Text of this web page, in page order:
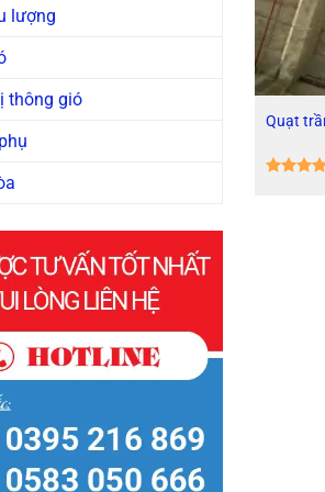
lượng
thông gió
Quạt